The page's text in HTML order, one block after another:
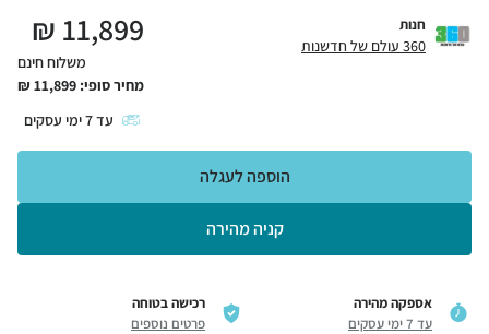
חנות
360 עולם של חדשנות 11,899
₪
משלוח חינם
מחיר סופי: 11,899
₪
עד7ימי עסקים
קניה מהירה
הוספה לעגלה
אספקה מהירה
עד 7 ימי עסקים
רכישה בטוחה
פרטים נוספים